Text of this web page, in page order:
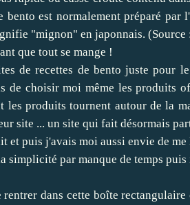
est normalement préparé par
"mignon" en japonnais.
que tout se mange !
de recettes de bento juste pour
de choisir moi même les produits
les produits tournent autour de la
site ... un site qui fait désormais
et puis j'avais moi aussi envie de
par manque de temps
dans cette boîte